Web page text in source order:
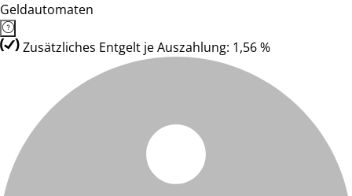
Geldautomaten
Zusätzliches Entgelt je Auszahlung: 1,56 %